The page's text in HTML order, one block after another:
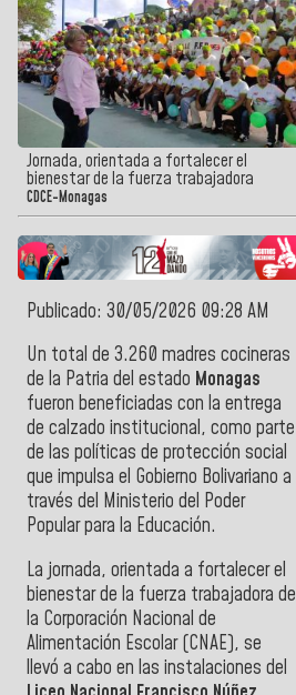
Jornada, orientada a fortalecer el
bienestar de la fuerza trabajadora
CDCE-Monagas
Publicado: 30/05/2026 09:28 AM
Un total de 3.260 madres cocineras
de la Patria del estado Monagas
fueron beneficiadas con la entrega
de calzado institucional, como parte
de las políticas de protección social
que impulsa el Gobierno Bolivariano a
través del Ministerio del Poder
Popular para la Educación.
​La jornada, orientada a fortalecer el
bienestar de la fuerza trabajadora de
la Corporación Nacional de
Alimentación Escolar (CNAE), se
llevó a cabo en las instalaciones del